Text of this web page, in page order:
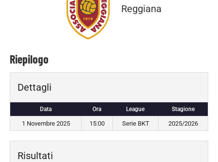
Reggiana
Riepilogo
Dettagli
Data Ora League Stagione
1 Novembre 2025 15:00 Serie BKT 2025/2026
Risultati